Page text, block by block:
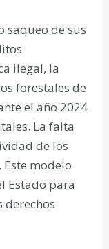
saqueo de sus
ilegal, la
forestales de
el año 2024
La falta
de los
modelo
Estado para
derechos